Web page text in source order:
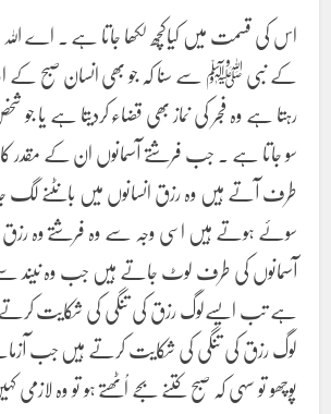
اس کی قسمت میں کیاکچھ لکھا جاتا ہے ۔ اے
کے نبی ﷺ سے سنا کہ جو بھی انسان صبح کے
رہتا ہے وہ فجر کی نماز بھی قضاء کردیتا ہے یا جو
سو جاتا ہے ۔ جب فرشتے آسمانوں ان کے مقدر
طرف آتے ہیں وہ رزق انسانوں میں بانٹنے لگ
سوئے ہوتے ہیں اسی وجہ سے وہ فرشتے وہ رزق
آسمانوں کی طرف لوٹ جاتے ہیں جب وہ نیند سے
ہے تب ایسےلوگ رزق کی تنگی کی شکایت
لوگ رزق کی تنگی کی شکایت کرتے ہیں جب
پوچھو تو سہی کہ صبح کتنے بجے اُٹھتے ہو تو وہ